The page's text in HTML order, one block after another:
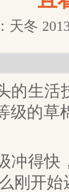
天冬
生活
级的草
得快
刚开